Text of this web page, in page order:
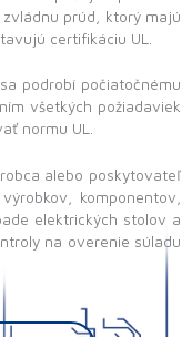
prúd, ktorý majú
certifikáciu UL.
podrobí počiatočnému
všetkých požiadaviek
normu UL.
alebo poskytovateľ
komponentov,
elektrických stolov a
na overenie súladu